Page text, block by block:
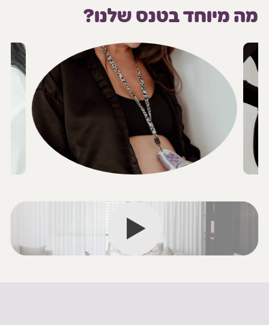
מה מיוחד בטנס שלנו?